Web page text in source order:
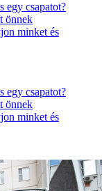
egy csapatot?
önnek
minket és
egy csapatot?
önnek
minket és